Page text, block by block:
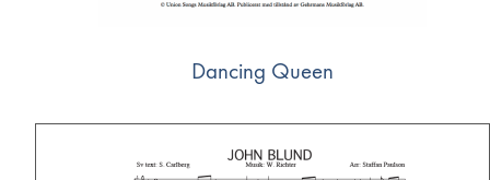
Dancing Queen